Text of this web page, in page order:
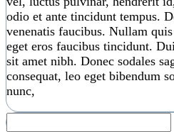
odio et ante tincidunt tempus.
venenatis faucibus. Nullam
eget eros faucibus tincidunt.
sit amet nibh. Donec sodales
consequat, leo eget bibendum
nunc,
Suchen